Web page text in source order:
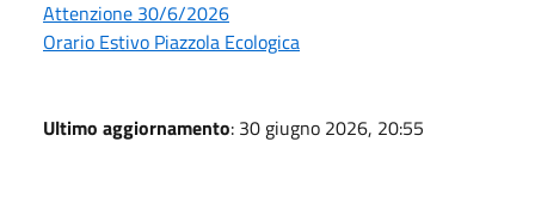
Attenzione 30/6/2026
Orario Estivo Piazzola Ecologica
Ultimo aggiornamento: 30 giugno 2026, 20:55